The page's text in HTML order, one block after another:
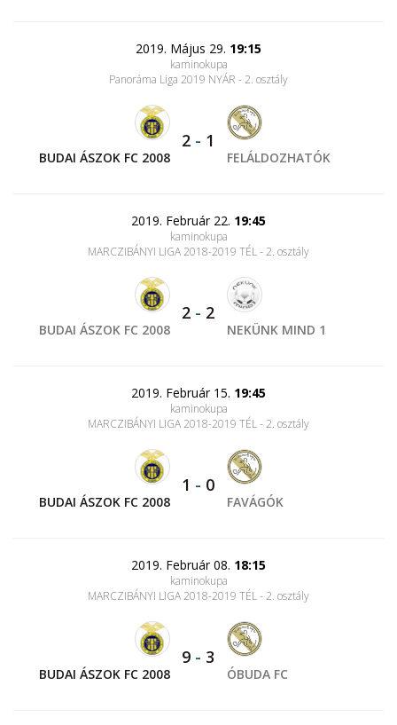
2019. Május 29. 19:15
kaminokupa
Panoráma Liga 2019 NYÁR - 2. osztály
BUDAI ÁSZOK FC 2008
2 - 1
FELÁLDOZHATÓK
2019. Február 22. 19:45
kaminokupa
MARCZIBÁNYI LIGA 2018-2019 TÉL - 2. osztály
BUDAI ÁSZOK FC 2008
2 - 2
NEKÜNK MIND 1
2019. Február 15. 19:45
kaminokupa
MARCZIBÁNYI LIGA 2018-2019 TÉL - 2. osztály
BUDAI ÁSZOK FC 2008
1 - 0
FAVÁGÓK
2019. Február 08. 18:15
kaminokupa
MARCZIBÁNYI LIGA 2018-2019 TÉL - 2. osztály
BUDAI ÁSZOK FC 2008
9 - 3
ÓBUDA FC